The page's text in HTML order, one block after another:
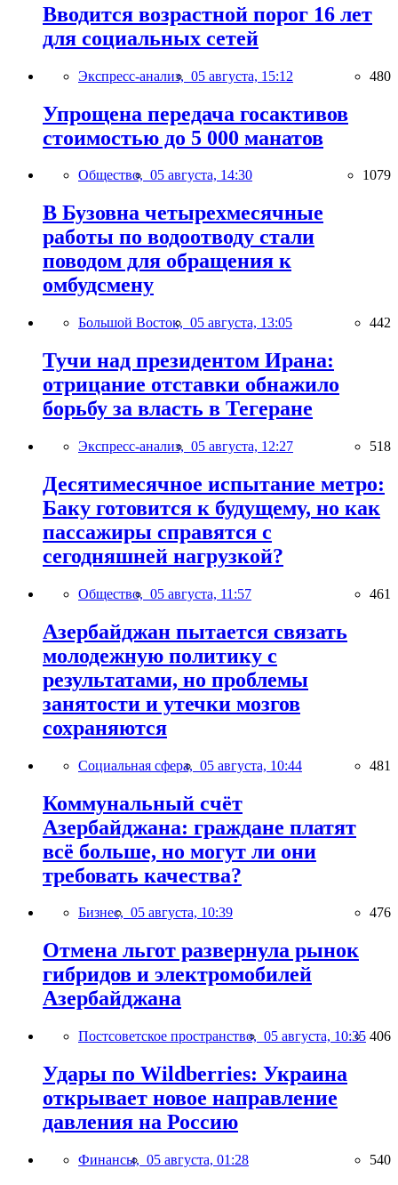
Вводится возрастной порог 16 лет
для социальных сетей
Экспресс-анализ, 05 августа, 15:12 480
Упрощена передача госактивов
стоимостью до 5 000 манатов
Общество, 05 августа, 14:30 1079
В Бузовна четырехмесячные
работы по водоотводу стали
поводом для обращения к
омбудсмену
Большой Восток, 05 августа, 13:05 442
Тучи над президентом Ирана:
отрицание отставки обнажило
борьбу за власть в Тегеране
Экспресс-анализ, 05 августа, 12:27 518
Десятимесячное испытание метро:
Баку готовится к будущему, но как
пассажиры справятся с
сегодняшней нагрузкой?
Общество, 05 августа, 11:57 461
Азербайджан пытается связать
молодежную политику с
результатами, но проблемы
занятости и утечки мозгов
сохраняются
Социальная сфера, 05 августа, 10:44 481
Коммунальный счёт
Азербайджана: граждане платят
всё больше, но могут ли они
требовать качества?
Бизнес, 05 августа, 10:39 476
Отмена льгот развернула рынок
гибридов и электромобилей
Азербайджана
Постсоветское пространство, 05 августа, 10:35 406
Удары по Wildberries: Украина
открывает новое направление
давления на Россию
Финансы, 05 августа, 01:28 540